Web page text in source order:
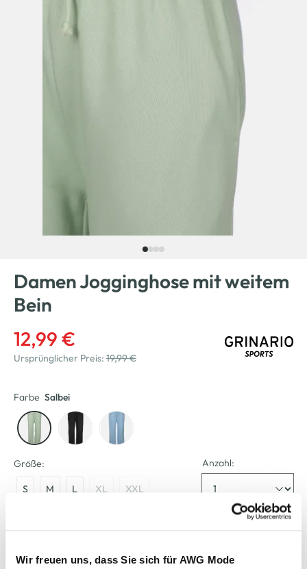
Wir freuen uns, dass Sie sich für AWG Mode
Damen Jogginghose mit weitem
Bein
12,99 €
Ursprünglicher Preis: 19,99 €
Farbe Salbei
Größe:
S M L XL XXL
Anzahl:
Verfügbar